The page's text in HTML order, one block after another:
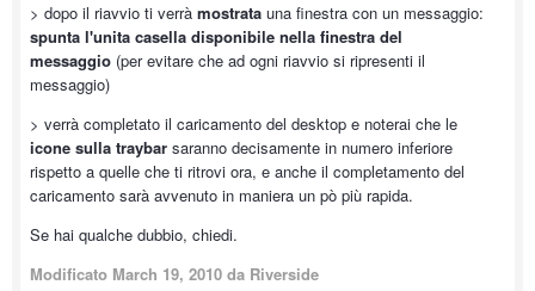
> dopo il riavvio ti verrà mostrata una finestra con un messaggio:
spunta l'unita casella disponibile nella finestra del
messaggio (per evitare che ad ogni riavvio si ripresenti il
messaggio)
> verrà completato il caricamento del desktop e noterai che le
icone sulla traybar saranno decisamente in numero inferiore
rispetto a quelle che ti ritrovi ora, e anche il completamento del
caricamento sarà avvenuto in maniera un pò più rapida.
Se hai qualche dubbio, chiedi.
Modificato March 19, 2010 da Riverside